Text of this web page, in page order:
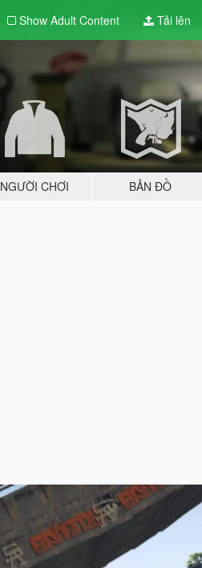
Show Adult Content Tải lên
NGƯỜI CHƠI BẢN ĐỒ